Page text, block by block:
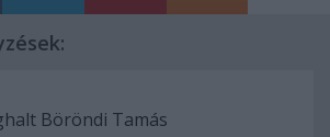
Böröndi Tamás